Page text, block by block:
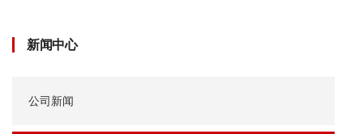
新闻中心
公司新闻